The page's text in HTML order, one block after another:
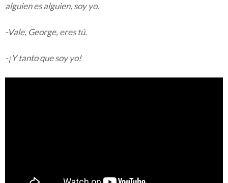
alguien es alguien, soy yo.
-Vale, George, eres tú.
-¡Y tanto que soy yo!